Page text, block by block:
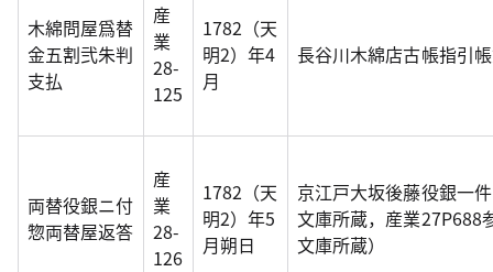
木綿問屋爲替
金五割弐朱判
支払
産
業
28-
125
1782（天
明2）年4
月
長谷川木綿店古帳指引
両替役銀ニ付
惣両替屋返答
産
業
28-
126
1782（天
明2）年5
月朔日
京江戸大坂後藤役銀一
文庫所蔵，産業27P688
文庫所蔵）